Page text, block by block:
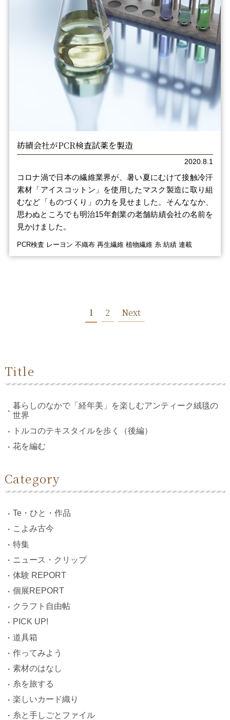
紡績会社がPCR検査試薬を製造
2020.8.1
コロナ渦で日本の繊維業界が、暑い夏にむけて接触冷汗
素材「アイスコットン」を使用したマスク製造に取り組
むなど「ものづくり」の力を見せました。そんななか、
思わぬところでも明治15年創業の老舗紡績会社の名前を
見かけました。
PCR検査 レーヨン 不織布 再生繊維 植物繊維 糸 紡績 連載
1 2 Next
Title
暮らしのなかで「経年美」を楽しむアンティーク絨毯の
世界
トルコのテキスタイルを歩く（後編）
花を編む
Category
Te・ひと・作品
こよみ古今
特集
ニュース・クリップ
体験 REPORT
個展REPORT
クラフト自由帖
PICK UP!
道具箱
作ってみよう
素材のはなし
糸を旅する
楽しいカード織り
糸と手しごとファイル